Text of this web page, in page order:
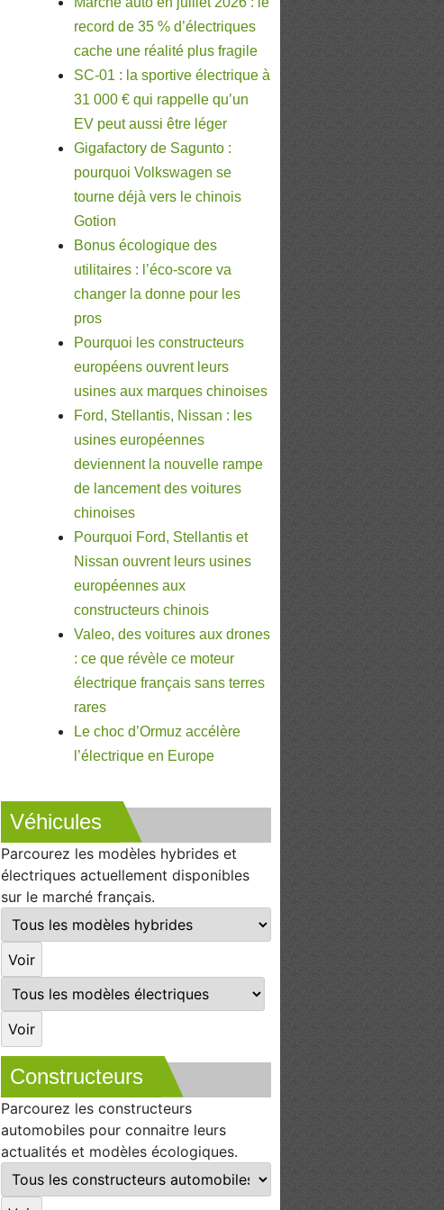
record de 35 % d’électriques
cache une réalité plus fragile
SC-01 : la sportive électrique à
31 000 € qui rappelle qu’un
EV peut aussi être léger
Gigafactory de Sagunto :
pourquoi Volkswagen se
tourne déjà vers le chinois
Gotion
Bonus écologique des
utilitaires : l’éco-score va
changer la donne pour les
pros
Pourquoi les constructeurs
européens ouvrent leurs
usines aux marques chinoises
Ford, Stellantis, Nissan : les
usines européennes
deviennent la nouvelle rampe
de lancement des voitures
chinoises
Pourquoi Ford, Stellantis et
Nissan ouvrent leurs usines
européennes aux
constructeurs chinois
Valeo, des voitures aux drones
: ce que révèle ce moteur
électrique français sans terres
rares
Le choc d’Ormuz accélère
l’électrique en Europe
Véhicules
Parcourez les modèles hybrides et
électriques actuellement disponibles
sur le marché français.
Constructeurs
Parcourez les constructeurs
automobiles pour connaitre leurs
actualités et modèles écologiques.